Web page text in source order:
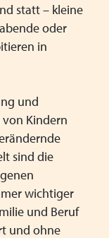
statt – kleine
oder
in
und
Kindern
sind die
wichtiger
und Beruf
und ohne